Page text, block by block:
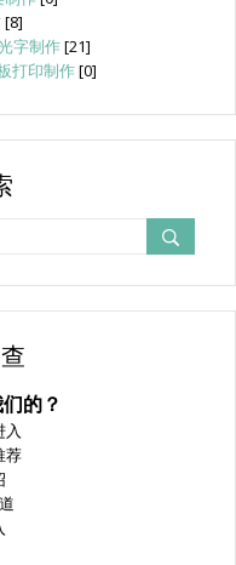
[8]
字制作[21]
打印制作[0]
的？
入
荐